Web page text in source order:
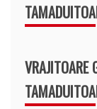
VRAJITOARE